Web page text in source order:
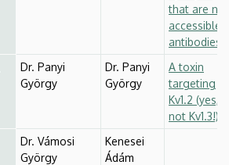
that are not
accessible
antibodies
Dr. Panyi
György
Dr. Panyi
György
A toxin
targeting
Kv1.2 (yes,
not Kv1.3!)
Dr. Vámosi
György
Kenesei
Ádám